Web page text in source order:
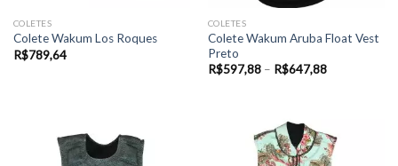
COLETES
Colete Wakum Los Roques
R$789,64
COLETES
Colete Wakum Aruba Float Vest
Preto
R$597,88 – R$647,88Faixa